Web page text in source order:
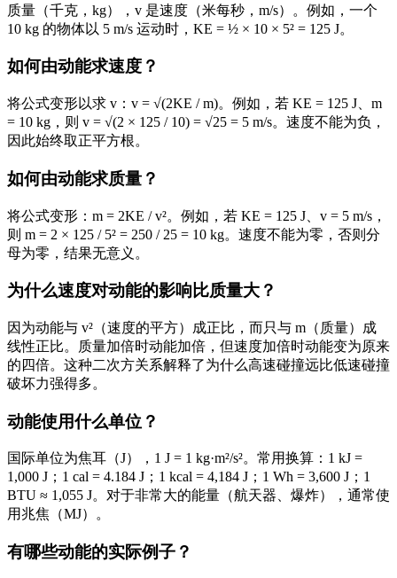
质量（千克，kg），v 是速度（米每秒，m/s）。例如，一个
10 kg 的物体以 5 m/s 运动时，KE = ½ × 10 × 5² = 125 J。
如何由动能求速度？
将公式变形以求 v：v = √(2KE / m)。例如，若 KE = 125 J、m
= 10 kg，则 v = √(2 × 125 / 10) = √25 = 5 m/s。速度不能为负，
因此始终取正平方根。
如何由动能求质量？
将公式变形：m = 2KE / v²。例如，若 KE = 125 J、v = 5 m/s，
则 m = 2 × 125 / 5² = 250 / 25 = 10 kg。速度不能为零，否则分
母为零，结果无意义。
为什么速度对动能的影响比质量大？
因为动能与 v²（速度的平方）成正比，而只与 m（质量）成
线性正比。质量加倍时动能加倍，但速度加倍时动能变为原来
的四倍。这种二次方关系解释了为什么高速碰撞远比低速碰撞
破坏力强得多。
动能使用什么单位？
国际单位为焦耳（J），1 J = 1 kg·m²/s²。常用换算：1 kJ =
1,000 J；1 cal = 4.184 J；1 kcal = 4,184 J；1 Wh = 3,600 J；1
BTU ≈ 1,055 J。对于非常大的能量（航天器、爆炸），通常使
用兆焦（MJ）。
有哪些动能的实际例子？